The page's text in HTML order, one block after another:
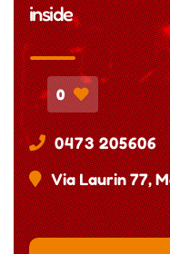
inside
0
0473 205606
Via Laurin 77,